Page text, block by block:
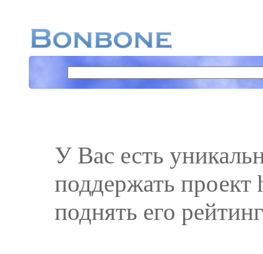
У Вас есть
поддержать
поднять его